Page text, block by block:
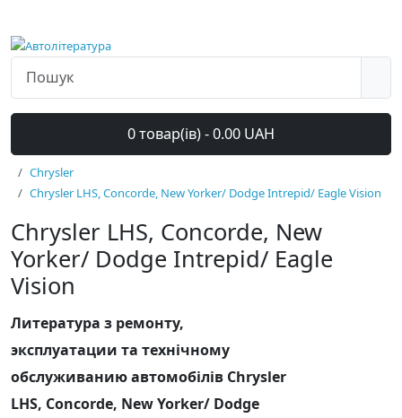
0 товар(ів) - 0.00 UAH
Chrysler
Chrysler LHS, Concorde, New Yorker/ Dodge Intrepid/ Eagle Vision
Chrysler LHS, Concorde, New
Yorker/ Dodge Intrepid/ Eagle
Vision
Литература з ремонту,
эксплуатации та технічному
обслуживанию автомобілів Chrysler
LHS, Concorde, New Yorker/ Dodge